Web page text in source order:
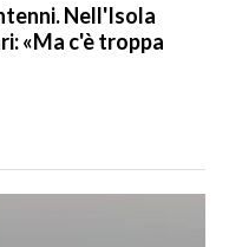
Nell'Isola
«Ma c'è troppa